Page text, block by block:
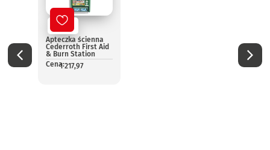
Nowy
Apteczka ścienna
Cederroth First Aid
& Burn Station
Cena:1 217,97
Cena: